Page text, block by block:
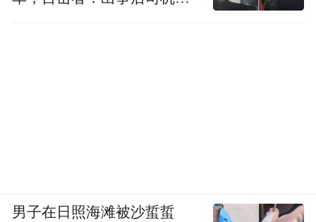
男子在日照海滩被沙蜇蜇